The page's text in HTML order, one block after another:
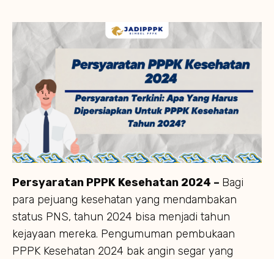
Persyaratan PPPK Kesehatan 2024 – Bagi
para pejuang kesehatan yang mendambakan
status PNS, tahun 2024 bisa menjadi tahun
kejayaan mereka. Pengumuman pembukaan
PPPK Kesehatan 2024 bak angin segar yang